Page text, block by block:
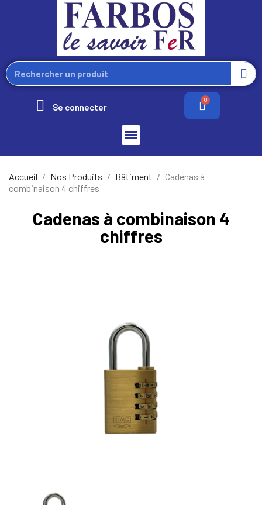
Se connecter
Accueil Nos Produits Bâtiment
Cadenas à
combinaison 4 chiffres
Cadenas à combinaison 4
chiffres